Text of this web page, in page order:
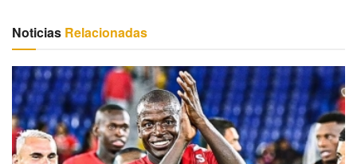
Noticias Relacionadas